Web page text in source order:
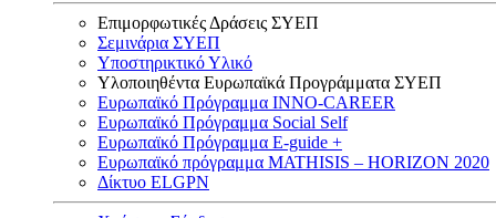
Επιμορφωτικές Δράσεις ΣΥΕΠ
Σεμινάρια ΣΥΕΠ
Υποστηρικτικό Υλικό
Υλοποιηθέντα Ευρωπαϊκά Προγράμματα ΣΥΕΠ
Ευρωπαϊκό Πρόγραμμα INNO-CAREER
Ευρωπαϊκό Πρόγραμμα Social Self
Ευρωπαϊκό Πρόγραμμα E-guide +
Ευρωπαϊκό πρόγραμμα MATHISIS – HORIZON 2020
Δίκτυο ELGPN